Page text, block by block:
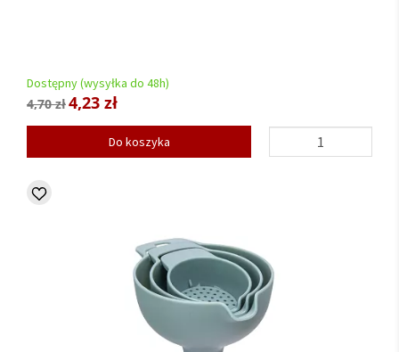
Dostępny (wysyłka do 48h)
4,70 zł4,23 zł
Do koszyka